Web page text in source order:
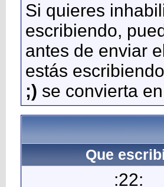
Si quieres
escribiendo,
antes de enviar
estás
;) se convierta
Que
:22: